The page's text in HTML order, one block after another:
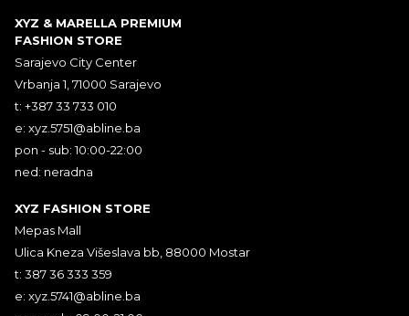
XYZ & MARELLA PREMIUM
FASHION STORE
Sarajevo City Center
Vrbanja 1, 71000 Sarajevo
t: +387 33 733 010
e: xyz.5751@abline.ba
pon - sub: 10:00-22:00
ned: neradna
XYZ FASHION STORE
Mepas Mall
Ulica Kneza Višeslava bb, 88000 Mostar
t: 387 36 333 359
e: xyz.5741@abline.ba